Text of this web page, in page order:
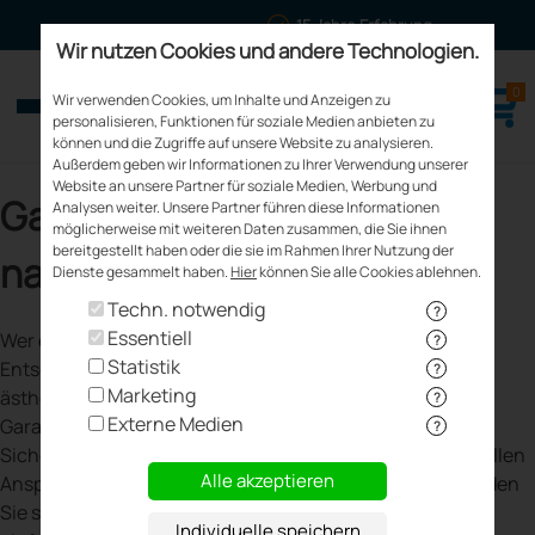
15 Jahre Erfahrung
meinfenster24.de
Fenster - Türen - Rollläden
0
Garagentore kaufen - online
nach Maß
Wer ein Garagentor kaufen möchte, steht vor einer
Entscheidung, bei der sowohl funktionale als auch
ästhetische Faktoren eine wichtige Rolle spielen. Ein
Garagentor sollte in erster Linie robust sein und für
Sicherheit sorgen. Gleichzeitig dürfen auch die individuellen
Ansprüche nicht außer Acht gelassen werden. Entscheiden
Sie sich dazu, ein Garagentor zu kaufen, nutzen Sie ganz
Wir nutzen Cookies und andere Technologien.
Wir verwenden Cookies, um Inhalte und Anzeigen zu
personalisieren, Funktionen für soziale Medien anbieten zu
können und die Zugriffe auf unsere Website zu analysieren.
Außerdem geben wir Informationen zu Ihrer Verwendung unserer
Website an unsere Partner für soziale Medien, Werbung und
Analysen weiter. Unsere Partner führen diese Informationen
möglicherweise mit weiteren Daten zusammen, die Sie ihnen
bereitgestellt haben oder die sie im Rahmen Ihrer Nutzung der
Dienste gesammelt haben.Hierkönnen Sie alle Cookies ablehnen.
Techn. notwendig ?
Essentiell ?
Statistik ?
Marketing ?
Externe Medien ?
Alle akzeptieren